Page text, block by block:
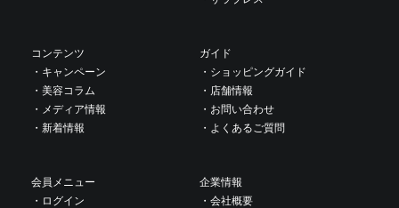
ー
シ
ョ
ン
コンテンツ
・キャンペーン
・美容コラム
・メディア情報
・新着情報
ガイド
・ショッピングガイド
・店舗情報
・お問い合わせ
・よくあるご質問
会員メニュー
・ログイン
企業情報
・会社概要